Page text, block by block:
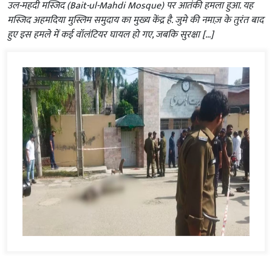
उल-महदी मस्जिद (Bait-ul-Mahdi Mosque) पर आतंकी हमला हुआ. यह
मस्जिद अहमदिया मुस्लिम समुदाय का मुख्य केंद्र है. जुमे की नमाज़ के तुरंत बाद
हुए इस हमले में कई वॉलंटियर घायल हो गए, जबकि सुरक्षा […]